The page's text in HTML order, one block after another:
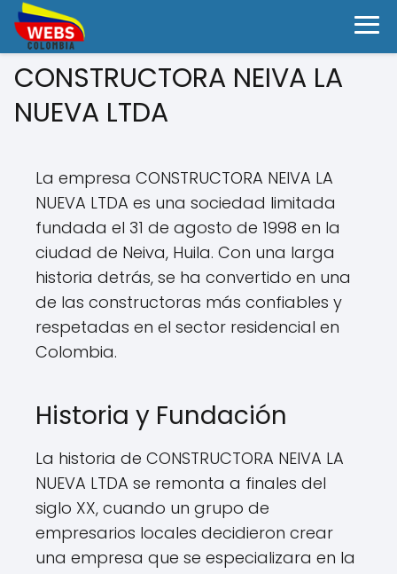
CONSTRUCTORA NEIVA LA
NUEVA LTDA
La empresa CONSTRUCTORA NEIVA LA
NUEVA LTDA es una sociedad limitada
fundada el 31 de agosto de 1998 en la
ciudad de Neiva, Huila. Con una larga
historia detrás, se ha convertido en una
de las constructoras más confiables y
respetadas en el sector residencial en
Colombia.
Historia y Fundación
La historia de CONSTRUCTORA NEIVA LA
NUEVA LTDA se remonta a finales del
siglo XX, cuando un grupo de
empresarios locales decidieron crear
una empresa que se especializara en la